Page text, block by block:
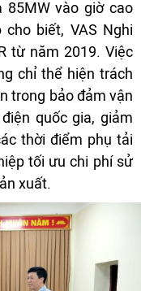
85MW vào giờ cao
biết, VAS Nghi
từ năm 2019. Việc
chỉ thể hiện trách
trong bảo đảm vận
quốc gia, giảm
thời điểm phụ tải
tối ưu chi phí sử
xuất.